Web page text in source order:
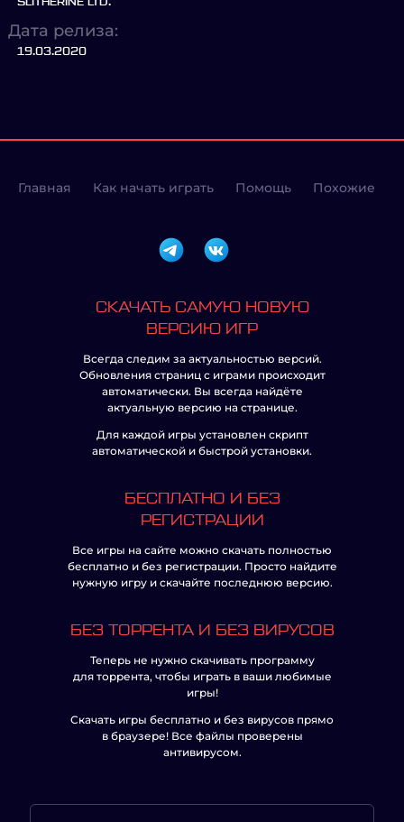
Дата релиза:
19.03.2020
Главная Как начать играть Помощь Похожие
СКАЧАТЬ САМУЮ НОВУЮ
ВЕРСИЮ ИГР
Всегда следим за актуальностью версий.
Обновления страниц с играми происходит
автоматически. Вы всегда найдёте
актуальную версию на странице.
Для каждой игры установлен скрипт
автоматической и быстрой установки.
БЕСПЛАТНО И БЕЗ
РЕГИСТРАЦИИ
Все игры на сайте можно скачать полностью
бесплатно и без регистрации. Просто найдите
нужную игру и скачайте последнюю версию.
БЕЗ ТОРРЕНТА И БЕЗ ВИРУСОВ
Теперь не нужно скачивать программу
для торрента, чтобы играть в ваши любимые
игры!
Скачать игры бесплатно и без вирусов прямо
в браузере! Все файлы проверены
антивирусом.